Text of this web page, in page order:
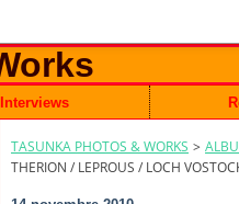
Interviews
TASUNKA PHOTOS & WORKS >
THERION / LEPROUS / LOCH